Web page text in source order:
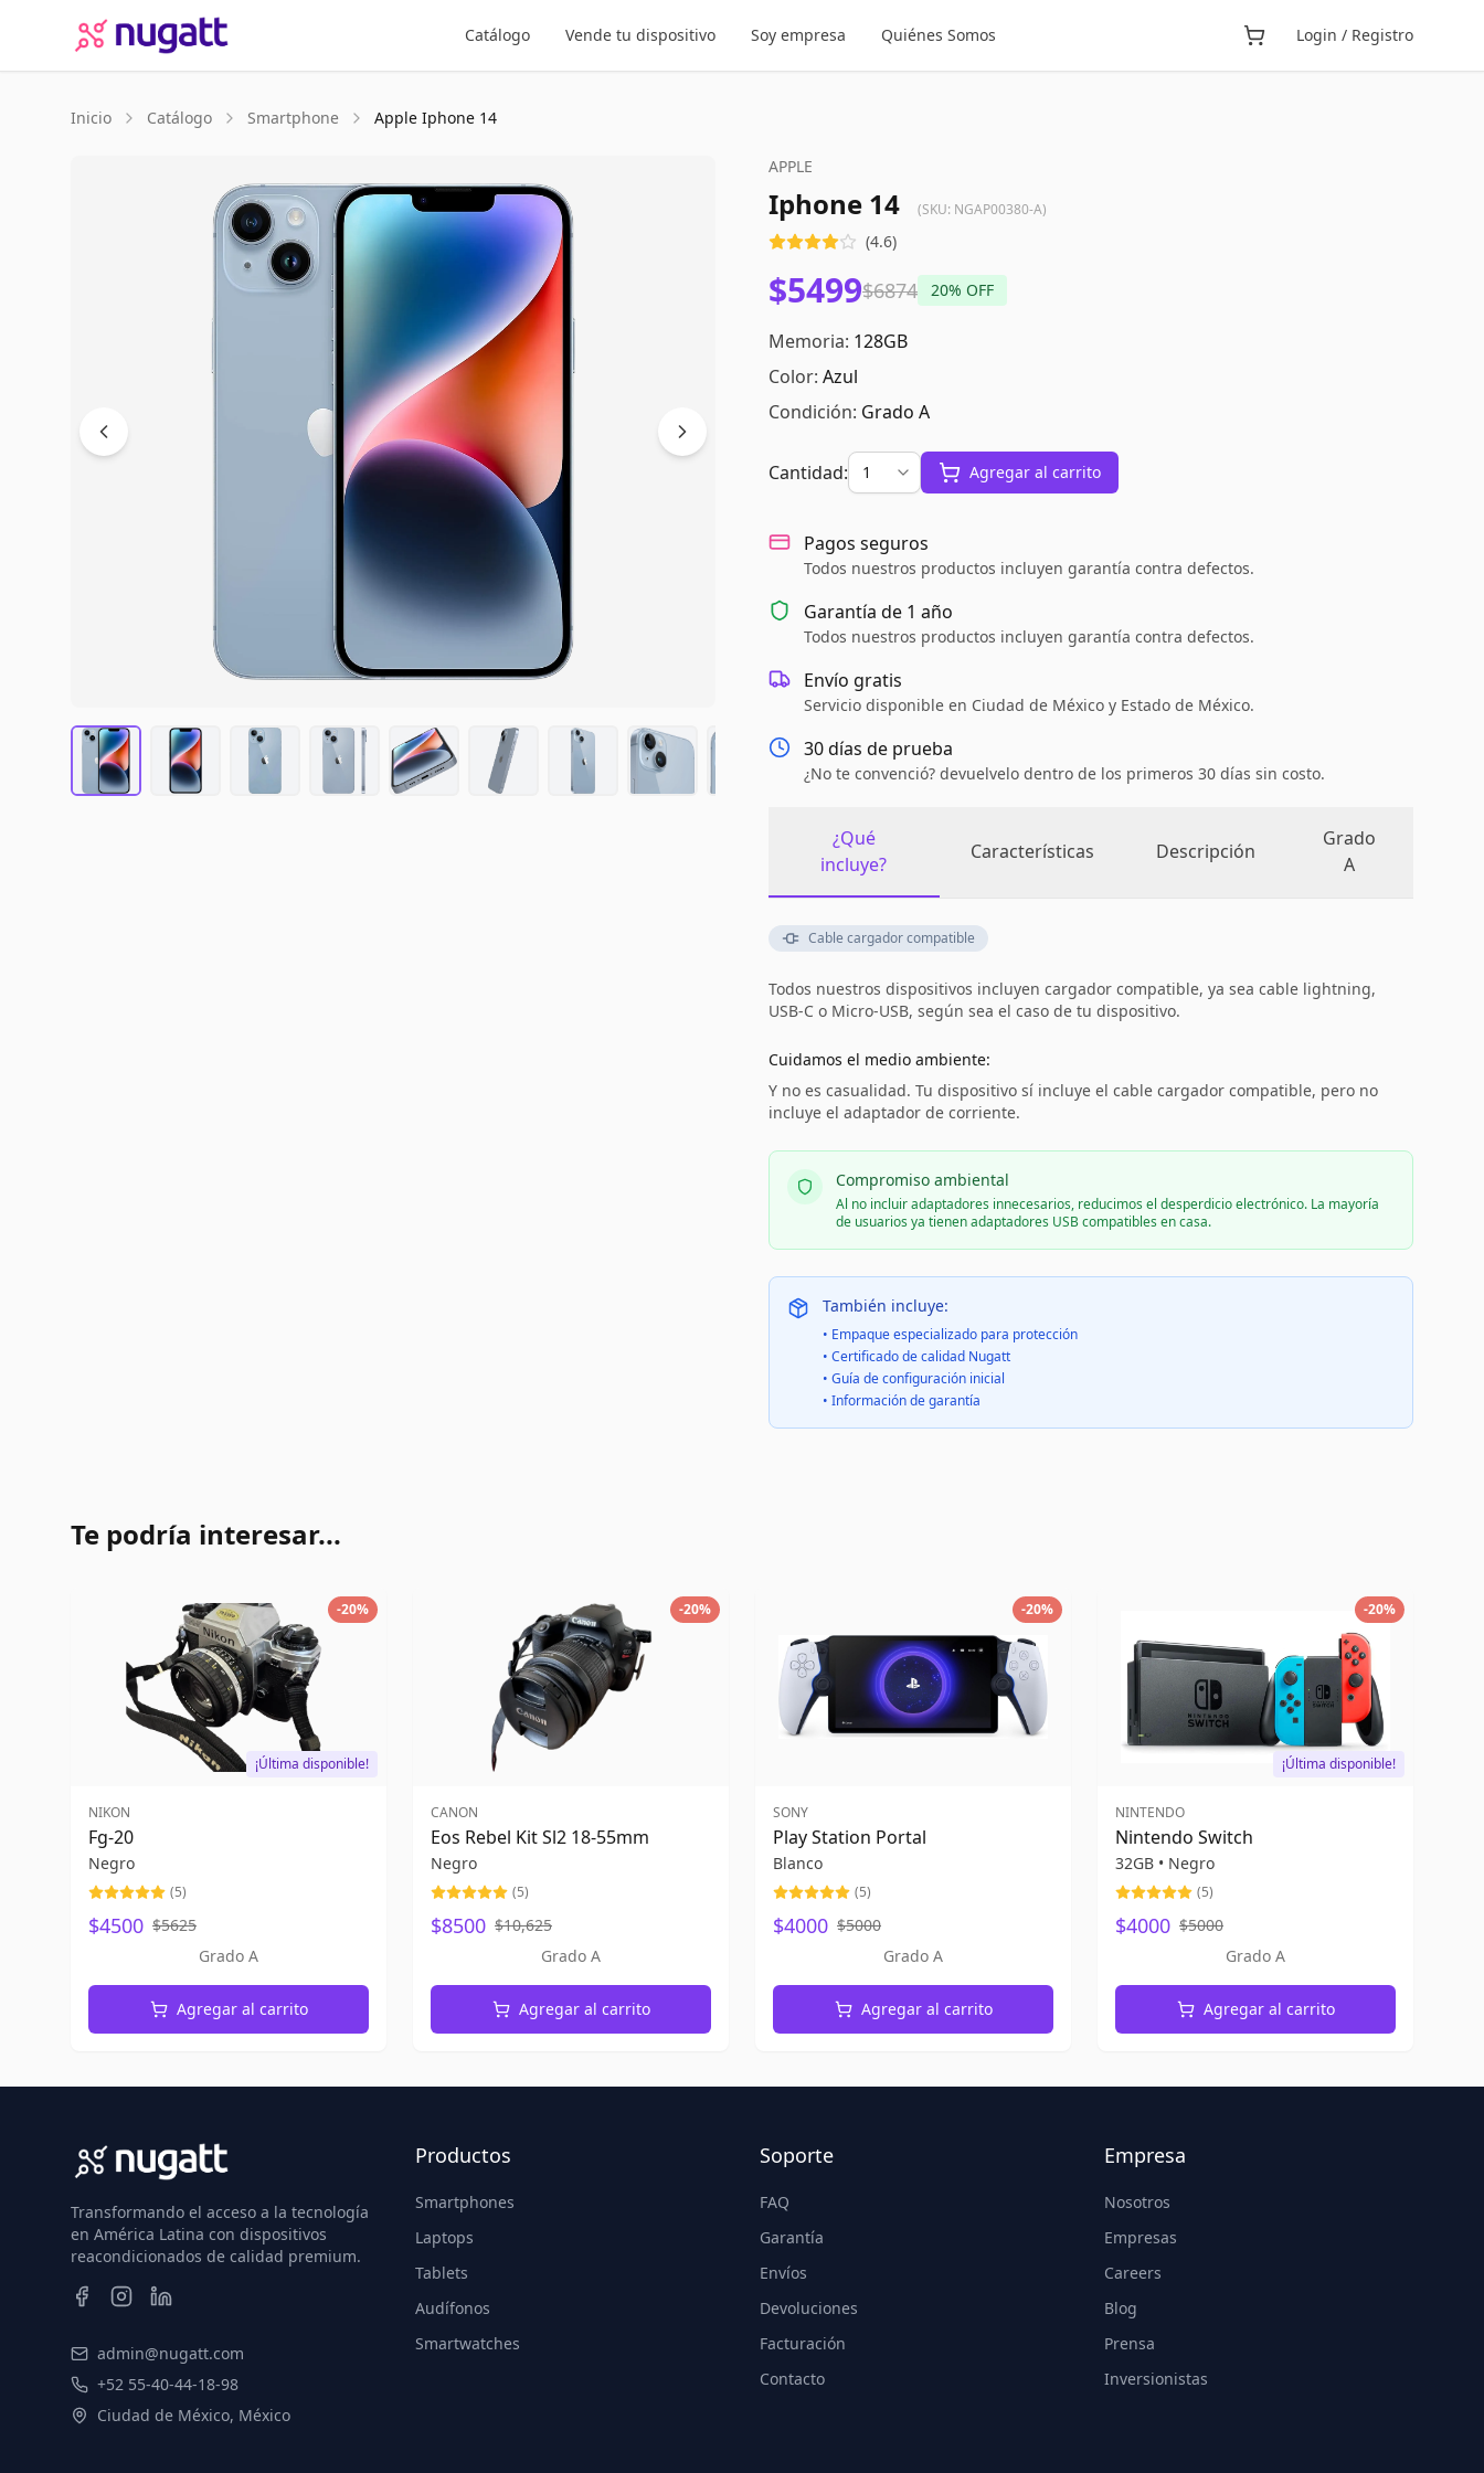
Catálogo Vende tu dispositivo Soy empresa Quiénes Somos Login / Registro
Inicio Catálogo Smartphone Apple Iphone 14
APPLE
Iphone 14 (SKU: NGAP00380-A)
(4.6)
$5499$6874 20% OFF
Memoria: 128GB
Color: Azul
Condición: Grado A
Cantidad: Agregar al carrito
Pagos seguros
Todos nuestros productos incluyen garantía contra defectos.
Garantía de 1 año
Todos nuestros productos incluyen garantía contra defectos.
Envío gratis
Servicio disponible en Ciudad de México y Estado de México.
30 días de prueba
¿No te convenció? devuelvelo dentro de los primeros 30 días sin costo.
¿Qué
incluye?
Características Descripción
Grado
A
Cable cargador compatible
Todos nuestros dispositivos incluyen cargador compatible, ya sea cable lightning,
USB-C o Micro-USB, según sea el caso de tu dispositivo.
Cuidamos el medio ambiente:
Y no es casualidad. Tu dispositivo sí incluye el cable cargador compatible, pero no
incluye el adaptador de corriente.
Compromiso ambiental
Al no incluir adaptadores innecesarios, reducimos el desperdicio electrónico. La mayoría
de usuarios ya tienen adaptadores USB compatibles en casa.
También incluye:
• Empaque especializado para protección
• Certificado de calidad Nugatt
• Guía de configuración inicial
• Información de garantía
Te podría interesar...
-20%
¡Última disponible!
NIKON
Fg-20
Negro
(5)
$4500 $5625
Grado A
Agregar al carrito
-20%
CANON
Eos Rebel Kit Sl2 18-55mm
Negro
(5)
$8500 $10,625
Grado A
Agregar al carrito
-20%
SONY
Play Station Portal
Blanco
(5)
$4000 $5000
Grado A
Agregar al carrito
-20%
¡Última disponible!
NINTENDO
Nintendo Switch
32GB • Negro
(5)
$4000 $5000
Grado A
Agregar al carrito
Transformando el acceso a la tecnología
en América Latina con dispositivos
reacondicionados de calidad premium.
admin@nugatt.com
+52 55-40-44-18-98
Ciudad de México, México
Productos
Smartphones
Laptops
Tablets
Audífonos
Smartwatches
Soporte
FAQ
Garantía
Envíos
Devoluciones
Facturación
Contacto
Empresa
Nosotros
Empresas
Careers
Blog
Prensa
Inversionistas